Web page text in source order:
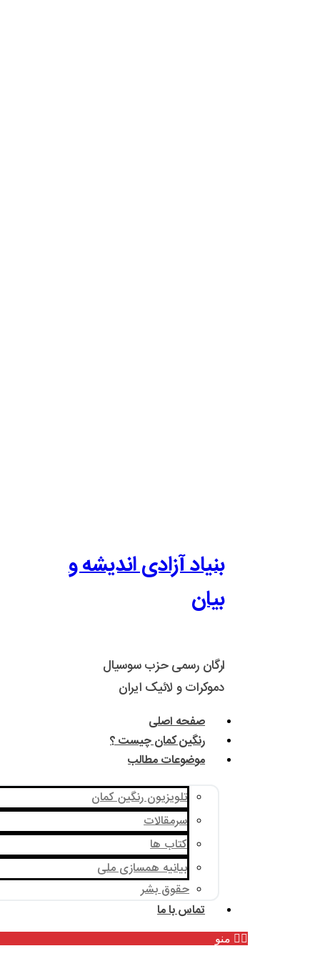
بنیاد آزادی اندیشه و
بیان
ارگان رسمی حزب سوسیال
دموکرات و لائیک ایران
صفحه اصلی
رنگین کمان چیست ؟
موضوعات مطالب
تلویزیون رنگین کمان
سرمقالات
کتاب ها
بیانیه همسازی ملی
حقوق بشر
تماس با ما
منو